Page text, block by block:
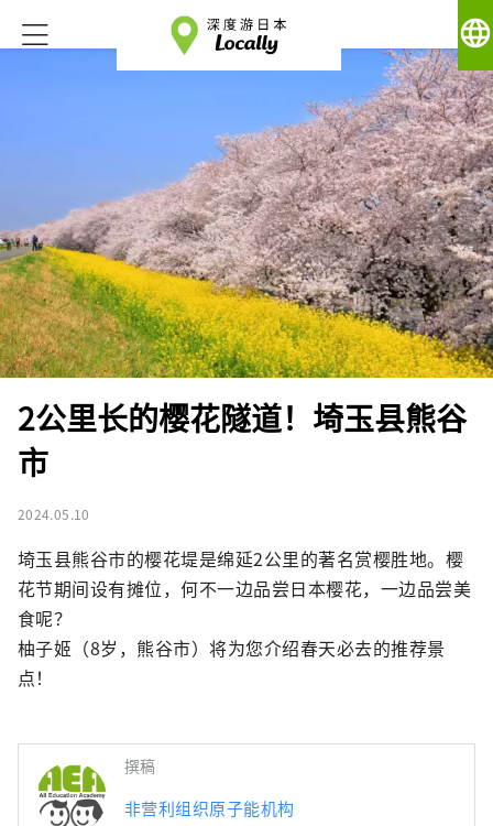
language
2公里长的樱花隧道！埼玉县熊谷
市
2024.05.10
埼玉县熊谷市的樱花堤是绵延2公里的著名赏樱胜地。樱
花节期间设有摊位，何不一边品尝日本樱花，一边品尝美
食呢？
柚子姬（8岁，熊谷市）将为您介绍春天必去的推荐景
点！
撰稿
非营利组织原子能机构